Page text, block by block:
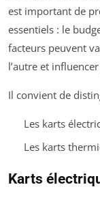
est important de
essentiels : le
facteurs peuvent
l’autre et
Il convient de
Les karts
Les karts
Karts